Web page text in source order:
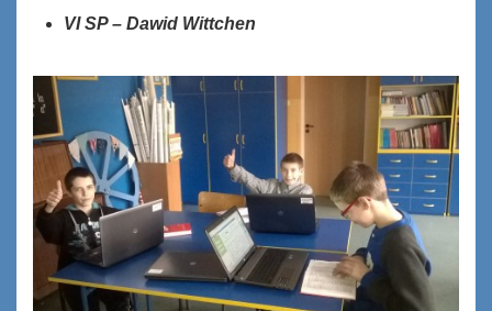
VI SP – Dawid Wittchen